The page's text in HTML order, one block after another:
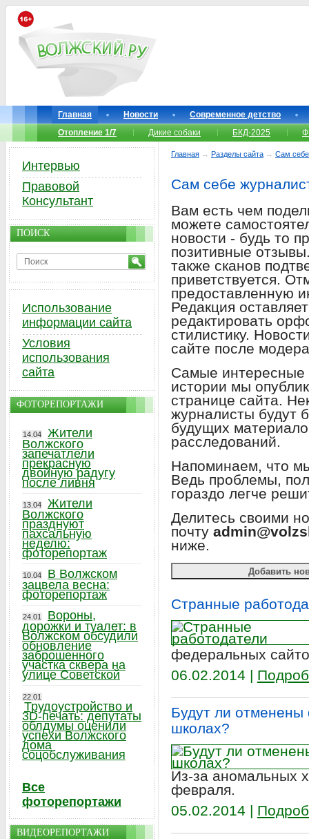
Главная Новости
Современное детство
Отопление 1/7
Дикие собаки БКД-2025
Главная → Разделы сайта → Сам
Сам себе
Вам есть чем
можете
новости - будь то
позитивные
также сканов
приветствуется.
предоставленную
Редакция
редактировать
стилистику.
сайте после
Самые
истории мы
странице сайта.
журналисты будут
будущих
расследований.
Напоминаем, что
Ведь проблемы,
гораздо легче
Делитесь своими
почту
ниже.
Странные
федеральных
06.02.2014 |
Будут ли отменены
школах?
Из-за аномальных
февраля.
05.02.2014 |
Интервью
Правовой
Консультант
ПОИСК
Использование
информации сайта
Условия
использования
сайта
ФОТОРЕПОРТАЖИ
14.04
Жители
Волжского
запечатлели
прекрасную
двойную радугу
после ливня
13.04
Жители
Волжского
празднуют
пахсальную
неделю:
фоторепортаж
10.04
В Волжском
зацвела весна:
фоторепортаж
24.01
Вороны,
дорожки и туалет: в
Волжском обсудили
обновление
заброшенного
участка сквера на
улице Советской
22.01
Трудоустройство и
3D-печать: депутаты
облдумы оценили
успехи Волжского
дома
соцобслуживания
Все
фоторепортажи
ВИДЕОРЕПОРТАЖИ